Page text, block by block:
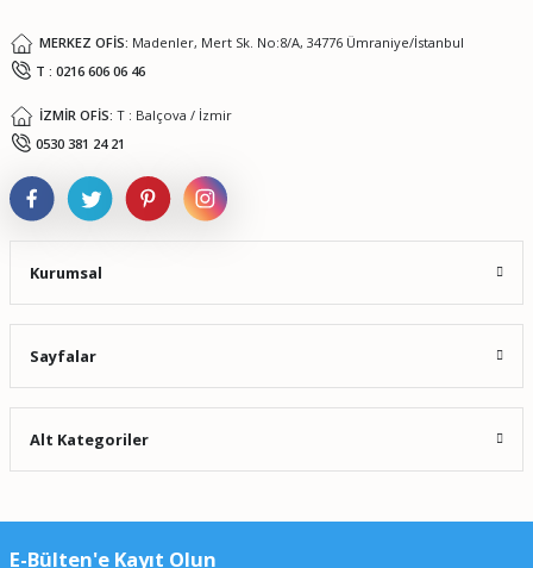
MERKEZ OFİS: Madenler, Mert Sk. No:8/A, 34776 Ümraniye/İstanbul
T : 0216 606 06 46
İZMİR OFİS: T : Balçova / İzmir
0530 381 24 21
Kurumsal
Sayfalar
Alt Kategoriler
E-Bülten'e Kayıt Olun